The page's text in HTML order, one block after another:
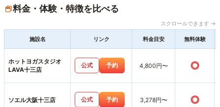
料金・体験・特徴を比べる
スクロールできます →
施設名 リンク 料金目安 無料体験
ホットヨガスタジオ
LAVA十三店
公式 予約 4,800円〜 ○
ソエル大阪十三店 公式 予約 3,278円〜 ○